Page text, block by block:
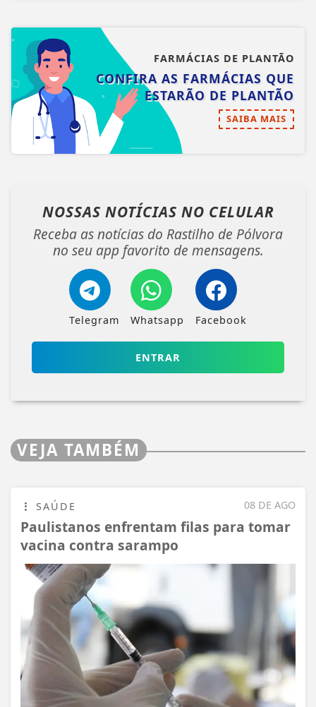
FARMÁCIAS DE PLANTÃO
CONFIRA AS FARMÁCIAS QUE
ESTARÃO DE PLANTÃO
SAIBA MAIS
NOSSAS NOTÍCIAS NO CELULAR
Receba as notícias do Rastilho de Pólvora
no seu app favorito de mensagens.
Telegram Whatsapp Facebook
ENTRAR
VEJA TAMBÉM
08 DE AGO
SAÚDE
Paulistanos enfrentam filas para tomar
vacina contra sarampo